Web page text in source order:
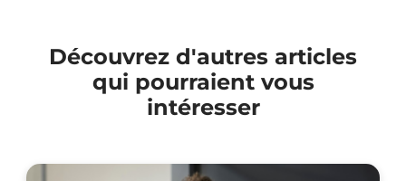
Découvrez d'autres articles
qui pourraient vous
intéresser